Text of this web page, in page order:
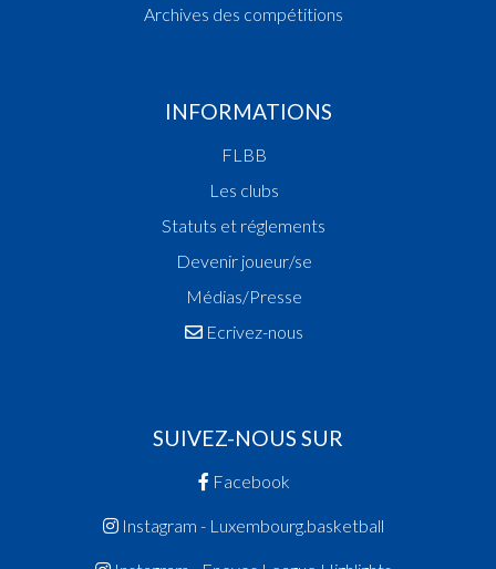
Archives des compétitions
INFORMATIONS
FLBB
Les clubs
Statuts et réglements
Devenir joueur/se
Médias/Presse
Ecrivez-nous
SUIVEZ-NOUS SUR
Facebook
Instagram - Luxembourg.basketball